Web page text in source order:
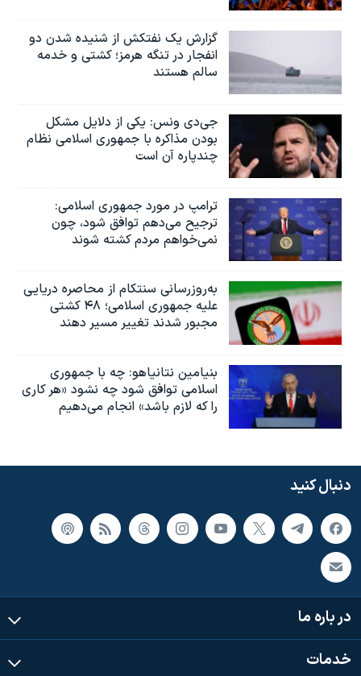
گزارش یک نفتکش از شنیده شدن دو
انفجار در تنگه هرمز؛ کشتی و خدمه
سالم هستند
جی‌دی ونس: یکی از دلایل مشکل
بودن مذاکره با جمهوری اسلامی نظام
چندپاره آن است
ترامپ در مورد جمهوری اسلامی:
ترجیح می‌دهم توافق شود، چون
نمی‌خواهم مردم کشته شوند
به‌روزرسانی سنتکام از محاصره دریایی
علیه جمهوری اسلامی؛ ۴۸ کشتی
مجبور شدند تغییر مسیر دهند
بنیامین نتانیاهو: چه با جمهوری
اسلامی توافق شود چه نشود «هر کاری
را که لازم باشد» انجام می‌دهیم
دنبال کنید
در باره ما
خدمات